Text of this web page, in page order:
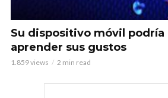
Su dispositivo móvil podría
aprender sus gustos
1.859 views 2 min read